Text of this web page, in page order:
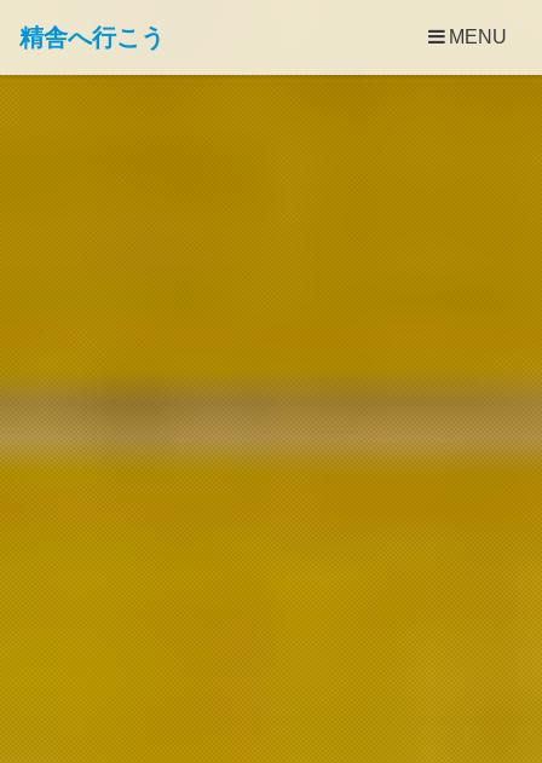
精舎へ行こう MENU